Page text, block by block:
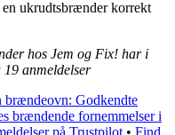
ukrudtsbrænder korrekt
hos Jem og Fix! har i
19 anmeldelser
brændeovn: Godkendte
brændende fornemmelser i
på Trustpilot • Find